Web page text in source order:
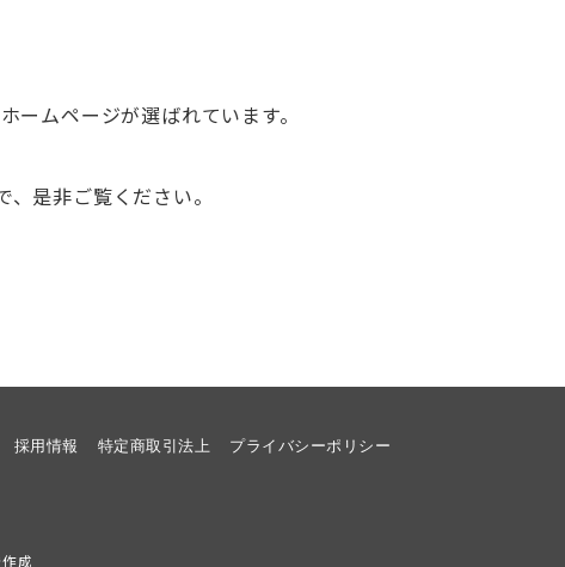
ムページが選ばれています。
是非ご覧ください。
採用情報 特定商取引法上
プライバシーポリシー
成